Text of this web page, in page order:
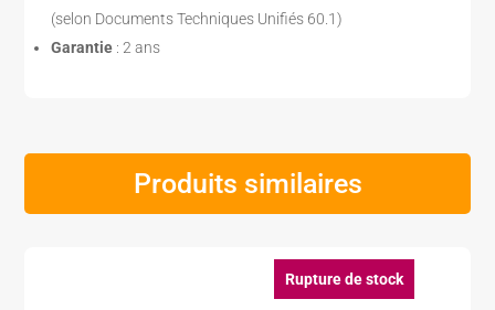
(selon Documents Techniques Unifiés 60.1)
Garantie : 2 ans
Produits similaires
Rupture de stock